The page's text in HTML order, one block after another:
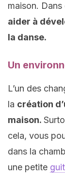
maison.
aider à
la danse.
Un
L’un des
la création
maison.
cela, vous
dans la
une petite